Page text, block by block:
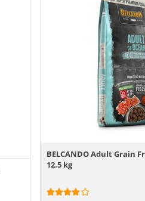
BELCANDO Adult Grain
12.5 kg